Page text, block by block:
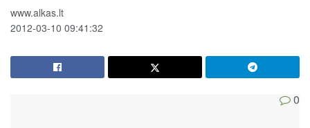
www.alkas.lt
2012-03-10 09:41:32
0